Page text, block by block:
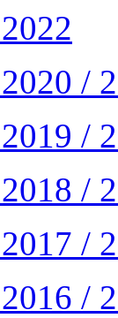
/
/
/
/
/